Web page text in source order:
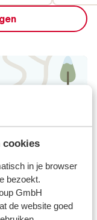
cookies
in je browser
bezoekt.
GmbH
de website goed
is
leuk
en de
157,